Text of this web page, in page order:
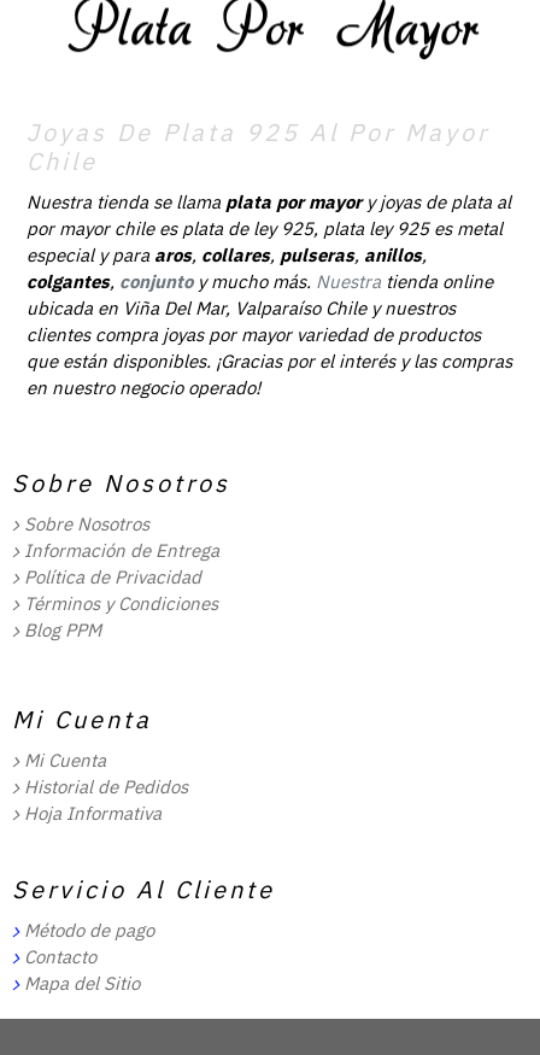
Joyas De Plata 925 Al Por Mayor
Chile
Nuestra tienda se llama plata por mayory joyas de plata al
por mayor chile es plata de ley 925, plata ley 925 es metal
especial y para aros, collares, pulseras, anillos,
colgantes, conjunto y mucho más. Nuestra tienda online
ubicada en Viña Del Mar, Valparaíso Chile y nuestros
clientes compra joyas por mayor variedad de productos
que están disponibles. ¡Gracias por el interés y las compras
en nuestro negocio operado!
Sobre Nosotros
Sobre Nosotros
Información de Entrega
Política de Privacidad
Términos y Condiciones
Blog PPM
Mi Cuenta
Mi Cuenta
Historial de Pedidos
Hoja Informativa
Servicio Al Cliente
Método de pago
Contacto
Mapa del Sitio